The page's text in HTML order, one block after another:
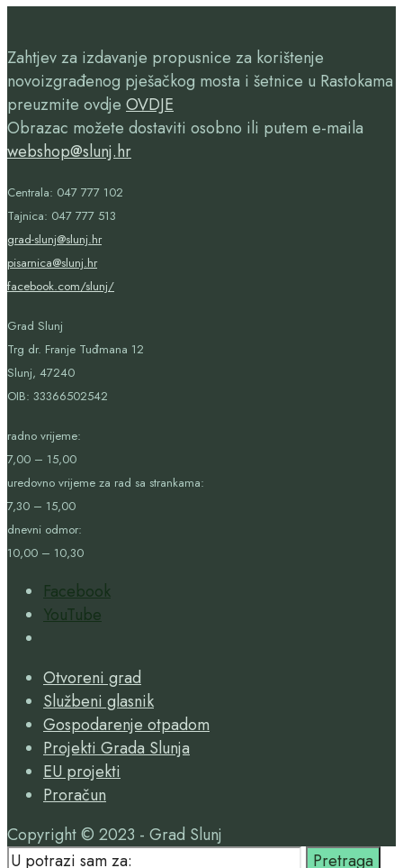
Zahtjev za izdavanje propusnice za korištenje
novoizgrađenog pješačkog mosta i šetnice u Rastokama
preuzmite ovdje OVDJE
Obrazac možete dostaviti osobno ili putem e-maila
webshop@slunj.hr
Centrala: 047 777 102
Tajnica: 047 777 513
grad-slunj@slunj.hr
pisarnica@slunj.hr
facebook.com/slunj/
Grad Slunj
Trg dr. Franje Tuđmana 12
Slunj, 47240
OIB: 33366502542
radno vrijeme:
7,00 – 15,00
uredovno vrijeme za rad sa strankama:
7,30 – 15,00
dnevni odmor:
10,00 – 10,30
Facebook
YouTube
Window
Otvoreni grad
Službeni glasnik
Gospodarenje otpadom
Projekti Grada Slunja
EU projekti
Proračun
Copyright © 2023 - Grad Slunj
Search
Pretraga